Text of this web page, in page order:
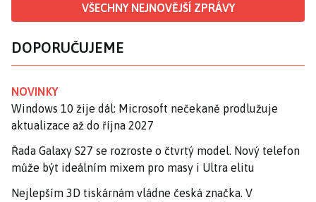
VŠECHNY NEJNOVĚJŠÍ ZPRÁVY
DOPORUČUJEME
NOVINKY
Windows 10 žije dál: Microsoft nečekaně prodlužuje
aktualizace až do října 2027
Řada Galaxy S27 se rozroste o čtvrtý model. Nový telefon
může být ideálním mixem pro masy i Ultra elitu
Nejlepším 3D tiskárnám vládne česká značka. V